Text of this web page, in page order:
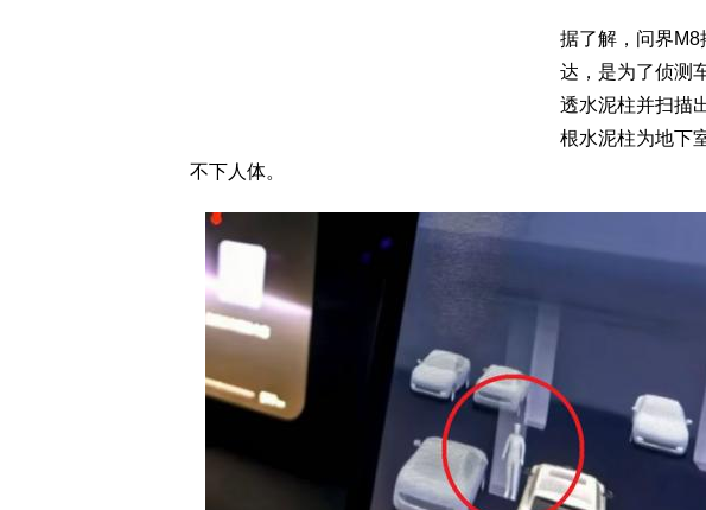
据了解，问界
达，是为了侦测
透水泥柱并扫描
根水泥柱为地下
不下人体。